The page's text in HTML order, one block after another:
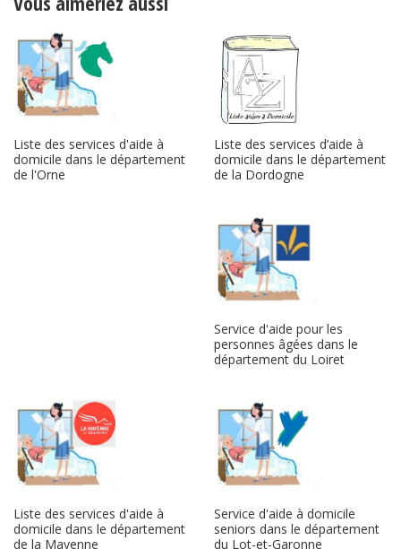
Liste des services d'aide à
domicile dans le département
de l'Orne
Liste des services d’aide à
domicile dans le département
de la Dordogne
Service d'aide pour les
personnes âgées dans le
département du Loiret
Liste des services d'aide à
domicile dans le département
de la Mayenne
Service d'aide à domicile
seniors dans le département
du Lot-et-Garonne